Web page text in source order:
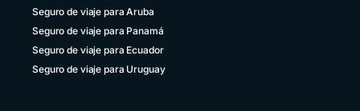
Seguro de viaje para Aruba
Seguro de viaje para Panamá
Seguro de viaje para Ecuador
Seguro de viaje para Uruguay